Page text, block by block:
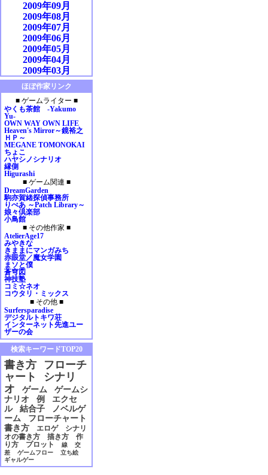
2009年09月
2009年08月
2009年07月
2009年06月
2009年05月
2009年04月
2009年03月
2009年02月
2009年01月
2008年12月
2008年11月
2008年10月
2008年09月
2008年08月
2008年07月
2008年05月
2008年04月
2008年03月
2008年02月
2008年01月
2007年12月
2007年11月
2007年10月
2007年09月
2007年08月
2007年07月
2007年06月
2007年05月
2007年04月
2007年03月
2007年02月
2007年01月
2006年12月
2006年11月
2006年10月
2006年09月
2006年08月
2006年07月
2006年06月
2006年05月
2006年04月
2006年03月
2006年02月
ほぼ作家リンク
■ ゲームライター ■
やくも茶館 -Yakumo
Yu-
OWN WAY OWN LIFE
Heaven's Mirror～鏡裕之
ＨＰ～
MEGANE TOMONOKAI
ちょこ
ハヤシノシナリオ
縁側
Higurashi
■ ゲーム関連 ■
DreamGarden
駒亦賀緒探偵事務所
りぺあ ～Patch Library～
娘々倶楽部
小鳥館
■ その他作家 ■
AtelierAge17
みやきな
きままにマンガみち
赤眼堂／魔女学園
まソと僕
蒼穹図
神技塾
コミ☆ネオ
コウタリ・ミックス
■ その他 ■
Surfersparadise
デジタルトキワ荘
インターネット先進ユー
ザーの会
検索キーワードTOP20
書き方
フローチ
ャート
シナリ
オ
ゲーム
ゲームシ
ナリオ
例
エクセ
ル
結合子
ノベルゲ
ーム
フローチャート
書き方
エロゲ
シナリ
オの書き方
描き方
作
り方
プロット 線
交
差
ゲームフロー
立ち絵
ギャルゲー